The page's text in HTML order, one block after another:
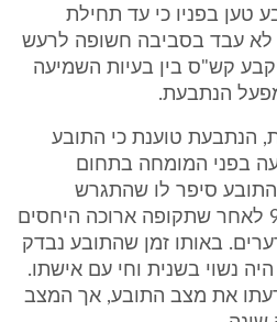
טען בפניו כי עד תחילת
לא עבד בסביבה חשופה לרעש
קש"ס בין בעיות השמיעה
הנתבעת.
הנתבעת טוענת כי התובע
בפני המומחה בתחום
סיפר לו שהתגרש
מאישתו בתחילת שנת 96 לאחר שתקופה ארוכה היחסים
באותו זמן שהתובע נבדק
נשוי בשנית וחי עם אישתו.
את מצב התובע, אך המצב